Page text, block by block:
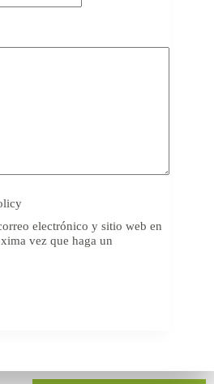
electrónico y sitio web en
vez que haga un